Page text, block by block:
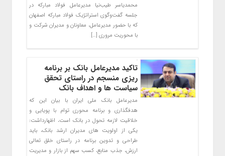
محمدیاسر طیب‌نیا مدیرعامل فولاد مبارکه در
جلسه گفت‌وگوی استراتژیک فولاد مبارکه اصفهان
که با حضور مدیرعامل، معاونان و مدیران شرکت و
با محوریت مروری […]
تاکید مدیرعامل بانک بر برنامه
ریزی منسجم در راستای تحقق
سیاست ها و اهداف بانک
مدیرعامل بانک ملی ایران با بیان این که
هدفگذاری و برنامه محوری توام با پویایی و
خلاقیت لازمه تحول در بانک است، اظهارداشت:
یکی از اولویت های مدیران ارشد بانک، باید
طراحی و تدوین برنامه در راستای خلق تعالی
ارزش، جذب منابع، کسب سهم از بازار و مدیریت